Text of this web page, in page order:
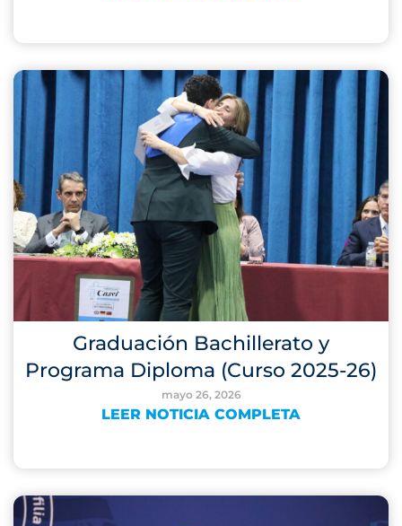
Graduación Bachillerato y
Programa Diploma (Curso 2025-26)
mayo 26, 2026
LEER NOTICIA COMPLETA